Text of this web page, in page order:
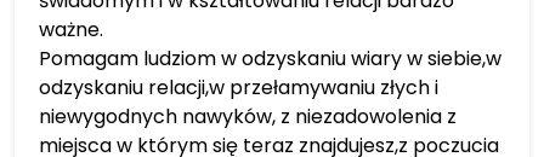
ważne.
Pomagam ludziom w odzyskaniu wiary w siebie,w
odzyskaniu relacji,w przełamywaniu złych i
niewygodnych nawyków, z niezadowolenia z
miejsca w którym się teraz znajdujesz,z poczucia